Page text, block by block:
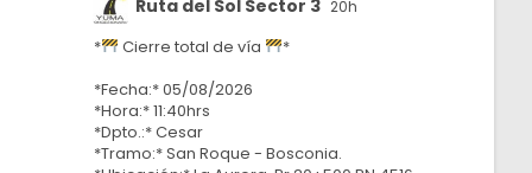
Ruta del Sol Sector 3 20h
* Cierre total de vía
*
*Fecha:* 05/08/2026
*Hora:* 11:40hrs
*Dpto.:* Cesar
*Tramo:* San Roque - Bosconia.